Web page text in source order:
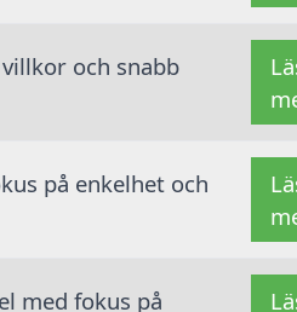
och snabb
på enkelhet och
med fokus på